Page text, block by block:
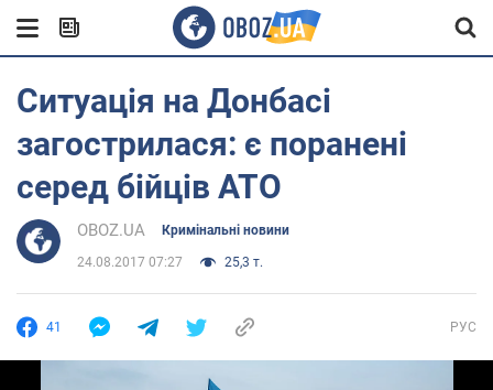
Ситуація на Донбасі
загострилася: є поранені
серед бійців АТО
OBOZ.UA Кримінальні новини
24.08.2017 07:27 25,3 т.
41 РУС